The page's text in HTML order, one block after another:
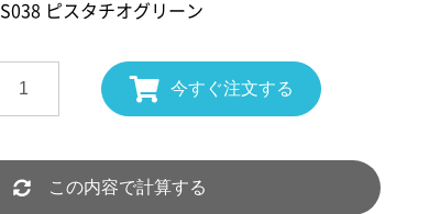
S038 ピスタチオグリーン
今すぐ注文する
この内容で計算する